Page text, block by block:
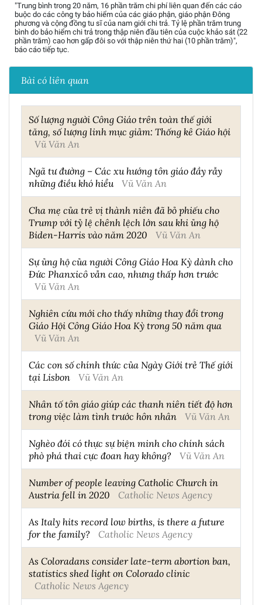
"Trung bình trong 20 năm, 16 phần trăm chi phí liên quan đến các cáo
buộc do các công ty bảo hiểm của các giáo phận, giáo phận Đông
phương và cộng đồng tu sĩ của nam giới chi trả. Tỷ lệ phần trăm trung
bình do bảo hiểm chi trả trong thập niên đầu tiên của cuộc khảo sát (22
phần trăm) cao hơn gấp đôi so với thập niên thứ hai (10 phần trăm)",
báo cáo tiếp tục.
Bài có liên quan
Số lượng người Công Giáo trên toàn thế giới
tăng, số lượng linh mục giảm: Thống kê Giáo hội
Vũ Văn An
Ngã tư đường – Các xu hướng tôn giáo đầy rẫy
những điều khó hiểu
Vũ Văn An
Cha mẹ của trẻ vị thành niên đã bỏ phiếu cho
Trump với tỷ lệ chênh lệch lớn sau khi ủng hộ
Biden-Harris vào năm 2020
Vũ Văn An
Sự ủng hộ của người Công Giáo Hoa Kỳ dành cho
Đức Phanxicô vẫn cao, nhưng thấp hơn trước
Vũ Văn An
Nghiên cứu mới cho thấy những thay đổi trong
Giáo Hội Công Giáo Hoa Kỳ trong 50 năm qua
Vũ Văn An
Các con số chính thức của Ngày Giới trẻ Thế giới
tại Lisbon
Vũ Văn An
Nhân tố tôn giáo giúp các thanh niên tiết độ hơn
trong việc làm tình trước hôn nhân
Vũ Văn An
Nghèo đói có thực sự biện minh cho chính sách
phò phá thai cực đoan hay không?
Vũ Văn An
Number of people leaving Catholic Church in
Austria fell in 2020
Catholic News Agency
As Italy hits record low births, is there a future
for the family?
Catholic News Agency
As Coloradans consider late-term abortion ban,
statistics shed light on Colorado clinic
Catholic News Agency